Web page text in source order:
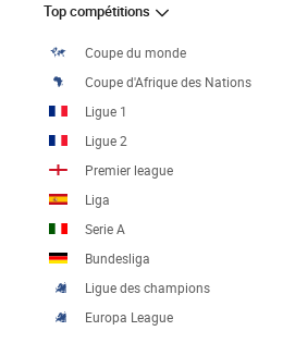
Top compétitions
Coupe du monde
Coupe d'Afrique des Nations
Ligue 1
Ligue 2
Premier league
Liga
Serie A
Bundesliga
Ligue des champions
Europa League